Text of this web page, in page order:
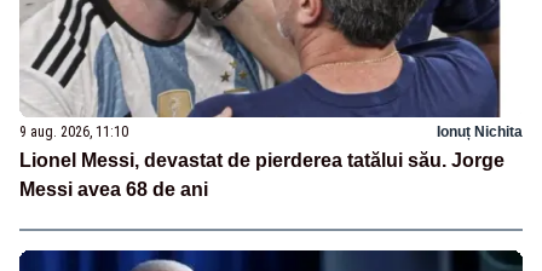
9 aug. 2026, 11:10 Ionuț Nichita
Lionel Messi, devastat de pierderea tatălui său. Jorge
Messi avea 68 de ani